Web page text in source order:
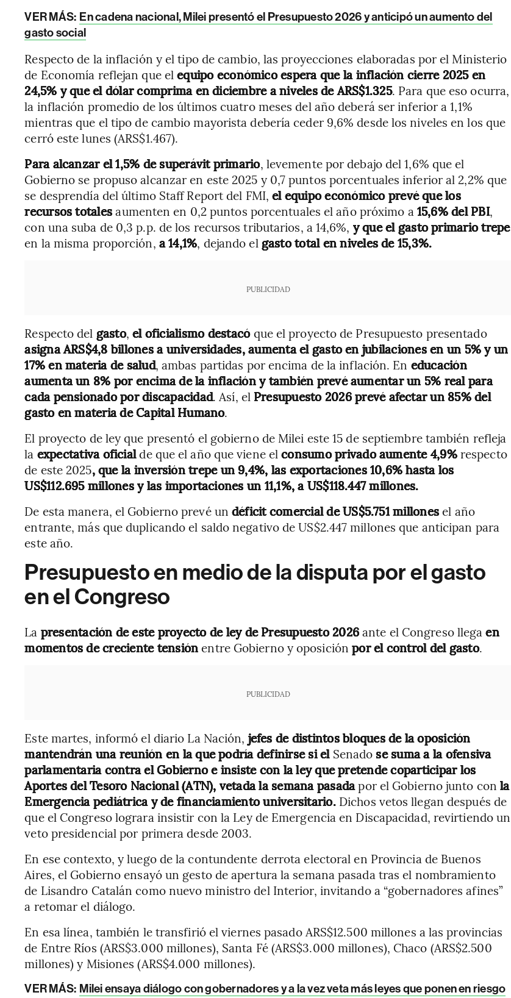
VER MÁS: En cadena nacional, Milei presentó el Presupuesto 2026 y anticipó un aumento del
gasto social
Respecto de la inflación y el tipo de cambio, las proyecciones elaboradas por el Ministerio
de Economía reflejan que elequipo económico espera que la inflación cierre 2025 en
24,5% y que el dólar comprima en diciembre a niveles de ARS$1.325. Para que eso ocurra,
la inflación promedio de los últimos cuatro meses del año deberá ser inferior a 1,1%
mientras que el tipo de cambio mayorista debería ceder 9,6% desde los niveles en los que
cerró este lunes (ARS$1.467).
Para alcanzar el 1,5% de superávit primario, levemente por debajo del 1,6% que el
Gobierno se propuso alcanzar en este 2025 y 0,7 puntos porcentuales inferior al 2,2% que
se desprendía del último Staff Report del FMI,el equipo económico prevé que los
recursos totalesaumenten en 0,2 puntos porcentuales el año próximo a 15,6% del PBI,
con una suba de 0,3 p.p. de los recursos tributarios, a 14,6%, y que el gasto primario trepe
en la misma proporción, a 14,1%, dejando el gasto total en niveles de 15,3%.
PUBLICIDAD
Respecto del gasto,el oficialismo destacóque el proyecto de Presupuesto presentado
asigna ARS$4,8 billones a universidades, aumenta el gasto en jubilaciones en un 5% y un
17% en materia de salud, ambas partidas por encima de la inflación. En educación
aumenta un 8% por encima de la inflación y también prevé aumentar un 5% real para
cada pensionado por discapacidad. Así, el Presupuesto 2026 prevé afectar un 85% del
gasto en materia de Capital Humano.
El proyecto de ley que presentó el gobierno de Milei este 15 de septiembre también refleja
la expectativa oficialde que el año que viene elconsumo privado aumente 4,9%respecto
de este 2025, que la inversión trepe un 9,4%, las exportaciones 10,6% hasta los
US$112.695 millones y las importaciones un 11,1%, a US$118.447 millones.
De esta manera, el Gobierno prevé undéficit comercial de US$5.751 millonesel año
entrante, más que duplicando el saldo negativo de US$2.447 millones que anticipan para
este año.
Presupuesto en medio de la disputa por el gasto
en el Congreso
La presentación de este proyecto de ley de Presupuesto 2026ante el Congreso llegaen
momentos de creciente tensiónentre Gobierno y oposiciónpor el control del gasto.
PUBLICIDAD
Este martes, informó el diario La Nación, jefes de distintos bloques de la oposición
mantendrán una reunión en la que podría definirse si el Senado se suma a la ofensiva
parlamentaria contra el Gobierno e insiste con la ley que pretende coparticipar los
Aportes del Tesoro Nacional (ATN), vetada la semana pasadapor el Gobierno junto con la
Emergencia pediátrica y de financiamiento universitario. Dichos vetos llegan después de
que el Congreso lograra insistir con la Ley de Emergencia en Discapacidad, revirtiendo un
veto presidencial por primera desde 2003.
En ese contexto, y luego de la contundente derrota electoral en Provincia de Buenos
Aires, el Gobierno ensayó un gesto de apertura la semana pasada tras el nombramiento
de Lisandro Catalán como nuevo ministro del Interior, invitando a “gobernadores afines”
a retomar el diálogo.
En esa línea, también le transfirió el viernes pasado ARS$12.500 millones a las provincias
de Entre Ríos (ARS$3.000 millones), Santa Fé (ARS$3.000 millones), Chaco (ARS$2.500
millones) y Misiones (ARS$4.000 millones).
VER MÁS: Milei ensaya diálogo con gobernadores y a la vez veta más leyes que ponen en riesgo